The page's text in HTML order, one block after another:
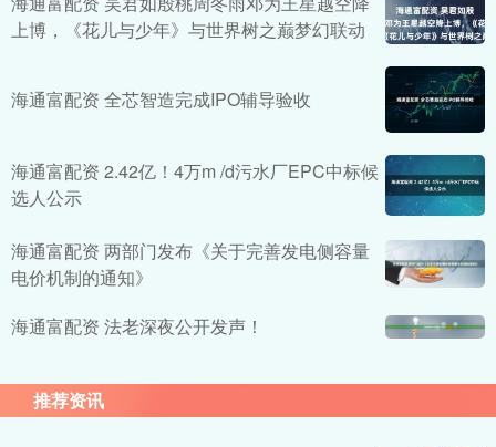
上博，《花儿与少年》与世界树之巅梦幻联动
海通富配资 全芯智造完成IPO辅导验收
海通富配资 2.42亿！4万m /d污水厂EPC中标候
选人公示
海通富配资 两部门发布《关于完善发电侧容量
电价机制的通知》
海通富配资 法老深夜公开发声！
推荐资讯